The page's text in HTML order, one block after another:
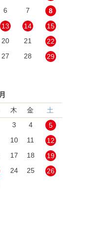
6 7
8
13 14
15
20 21
22
27 28
29
木 金
土
3 4
5
10 11
12
17 18
19
24 25
26